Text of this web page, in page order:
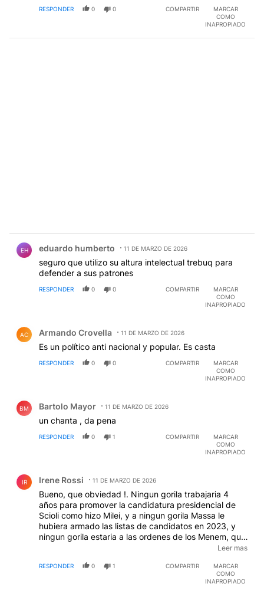
RESPONDER 0 0 COMPARTIR
MARCAR
COMO
INAPROPIADO
EH eduardo humberto 11 DE MARZO DE 2026
seguro que utilizo su altura intelectual trebuq para
defender a sus patrones
RESPONDER 0 0 COMPARTIR
MARCAR
COMO
INAPROPIADO
AC Armando Crovella 11 DE MARZO DE 2026
Es un político anti nacional y popular. Es casta
RESPONDER 0 0 COMPARTIR
MARCAR
COMO
INAPROPIADO
BM Bartolo Mayor 11 DE MARZO DE 2026
un chanta , da pena
RESPONDER 0 1 COMPARTIR
MARCAR
COMO
INAPROPIADO
IR Irene Rossi 11 DE MARZO DE 2026
Bueno, que obviedad !. Ningun gorila trabajaria 4
años para promover la candidatura presidencial de
Scioli como hizo Milei, y a ningun gorila Massa le
hubiera armado las listas de candidatos en 2023, y
ningun gorila estaria a las ordenes de los Menem, que
son parte de lacasta que esta gobernando el pais.
conviene para ralear votos, y porque el menemismo
Leer mas
RESPONDER 0 1 COMPARTIR
MARCAR
COMO
INAPROPIADO